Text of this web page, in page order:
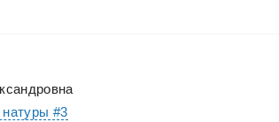
натуры #3